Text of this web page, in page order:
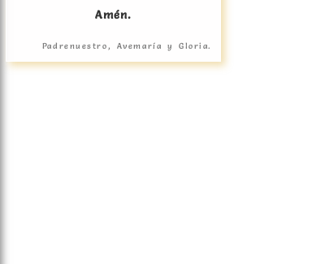
Amén.
Padrenuestro, Avemaría y Gloria.